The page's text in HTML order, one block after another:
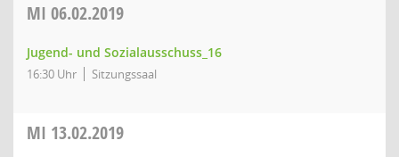
MI 06.02.2019
Jugend- und Sozialausschuss_16
16:30 Uhr Sitzungssaal
MI 13.02.2019